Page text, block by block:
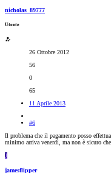
nicholas_89777
Utente
26 Ottobre 2012
56
0
65
11 Aprile 2013
#6
Il problema che il pagamento posso
minimo arriva venerdì, ma non è sicuro
J
jamesflipper